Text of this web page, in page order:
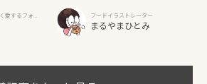
抹茶ア
クリ
愛するフォト
フードイラストレーター
まるやまひとみ